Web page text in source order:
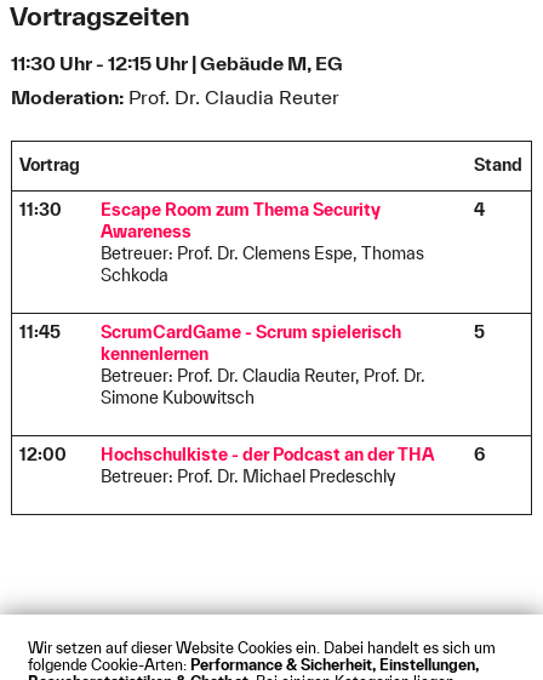
Wir setzen auf dieser Website Cookies ein. Dabei handelt es sich um
folgende Cookie-Arten: Performance & Sicherheit, Einstellungen,
Vortragszeiten
11:30 Uhr - 12:15 Uhr | Gebäude M, EG
Moderation:Prof. Dr. Claudia Reuter
Vortrag Stand
11:30
Escape Room zum Thema Security
Awareness
Betreuer: Prof. Dr. Clemens Espe, Thomas
Schkoda
4
11:45
ScrumCardGame - Scrum spielerisch
kennenlernen
Betreuer: Prof. Dr. Claudia Reuter, Prof. Dr.
Simone Kubowitsch
5
12:00
Hochschulkiste - der Podcast an der THA
Betreuer: Prof. Dr. Michael Predeschly
6